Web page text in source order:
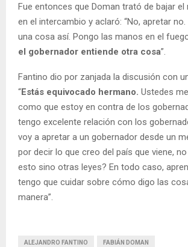
Fue entonces que Doman trató de bajar el
en el intercambio y aclaró: “No, apretar
una cosa así. Pongo las manos en el
el gobernador entiende otra cosa”.
Fantino dio por zanjada la discusión con
“Estás equivocado hermano. Ustedes
como que estoy en contra de los
tengo excelente relación con los
voy a apretar a un gobernador desde un
por decir lo que creo del país que viene,
esto sino otras leyes? En todo caso,
tengo que cuidar sobre cómo digo las
manera”.
ALEJANDRO FANTINO FABIÁN DOMAN